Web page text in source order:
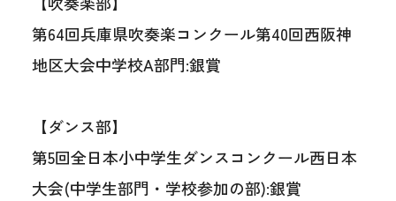
第64回兵庫県吹奏楽コンクール第40回西阪神
地区大会中学校A部門:銀賞
【ダンス部】
第5回全日本小中学生ダンスコンクール西日本
大会(中学生部門・学校参加の部):銀賞